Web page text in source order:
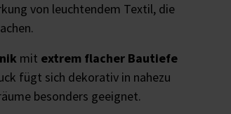
von leuchtendem Textil, die
mit extrem flacher Bautiefe
fügt sich dekorativ in nahezu
besonders geeignet.